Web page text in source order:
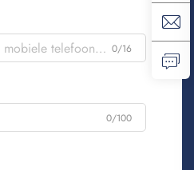
0/16
0/100